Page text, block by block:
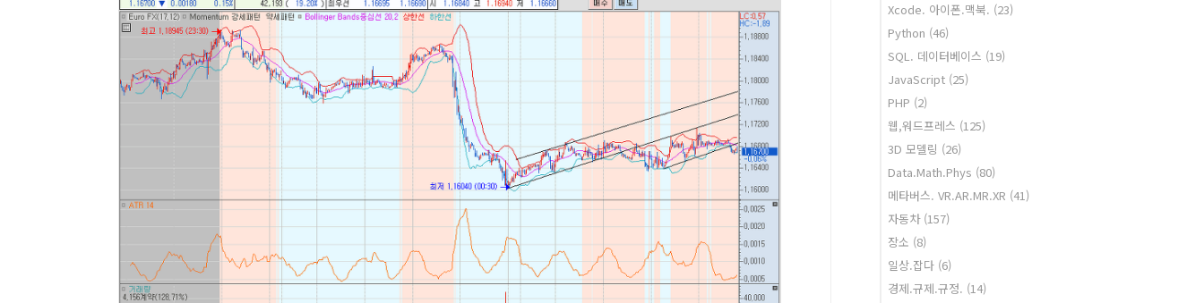
Xcode. 아이폰.맥북. (23)
Python (46)
SQL. 데이터베이스 (19)
JavaScript (25)
PHP (2)
웹,워드프레스 (125)
3D 모델링 (26)
Data.Math.Phys (80)
메타버스. VR.AR.MR.XR (41)
자동차 (157)
장소 (8)
일상.잡다 (6)
경제.규제.규정. (14)